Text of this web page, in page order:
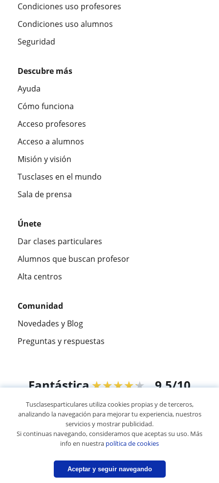
Condiciones uso profesores
Condiciones uso alumnos
Seguridad
Descubre más
Ayuda
Cómo funciona
Acceso profesores
Acceso a alumnos
Misión y visión
Tusclases en el mundo
Sala de prensa
Únete
Dar clases particulares
Alumnos que buscan profesor
Alta centros
Comunidad
Novedades y Blog
Preguntas y respuestas
Fantástica★★★★★ 9,5/10
305915opiniones de alumnos
© 2007 - 2026 Tus clases particulares
Mapa web:Profesores particulares
Tusclasesparticulares utiliza cookies propias y de terceros,
analizando la navegación para mejorar tu experiencia, nuestros
servicios y mostrar publicidad.
Si continuas navegando, consideramos que aceptas su uso. Más
info en nuestra política de cookies
Aceptar y seguir navegando